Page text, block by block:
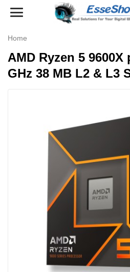
Toggle
Home
AMD Ryzen 5
GHz 38 MB L2 & L3